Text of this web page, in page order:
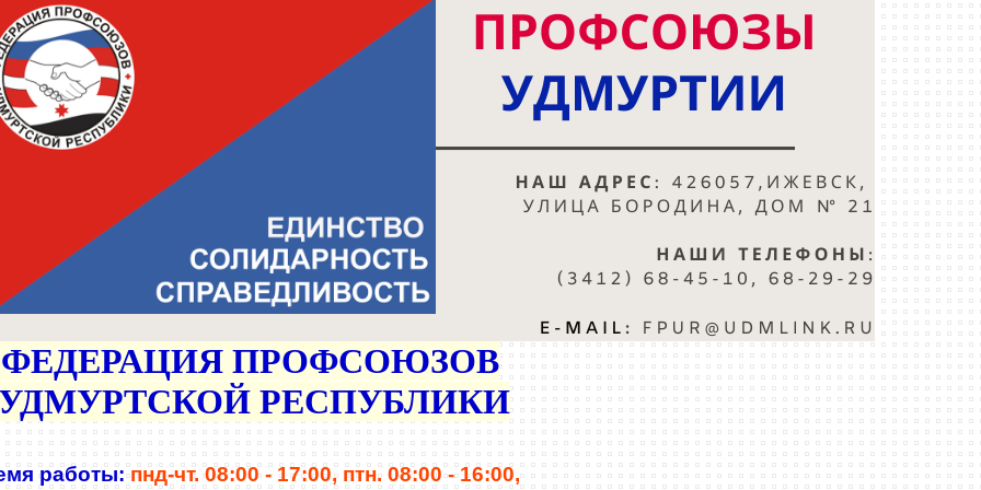
ПРОФСОЮЗОВ
РЕСПУБЛИКИ
работы: пнд-чт. 08:00 - 17:00, птн. 08:00 - 16:00,